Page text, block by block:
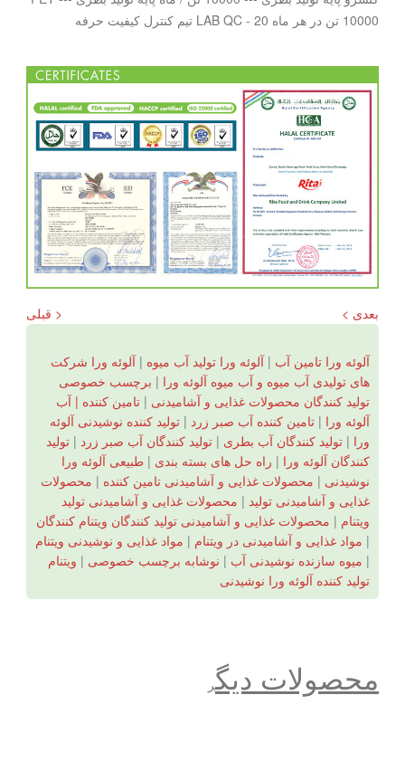
10000 تن در هر ماه LAB QC - 20 تیم کنترل کیفیت حرفه
< قبلی بعدی >
آلوئه ورا تامین آب |آلوئه ورا تولید آب میوه |آلوئه ورا شرکت
های تولیدی آب میوه و آب میوه آلوئه ورا | برچسب خصوصی
تولید کنندگان محصولات غذایی و آشامیدنی | تامین کننده | آب
آلوئه ورا | تامین کننده آب صبر زرد | تولید کننده نوشیدنی آلوئه
ورا | تولید کنندگان آب بطری | تولید کنندگان آب صبر زرد | تولید
کنندگان آلوئه ورا | راه حل های بسته بندی | طبیعی آلوئه ورا
نوشیدنی | محصولات غذایی و آشامیدنی تامین کننده | محصولات
غذایی و آشامیدنی تولید | محصولات غذایی و آشامیدنی تولید
ویتنام | محصولات غذایی و آشامیدنی تولید کنندگان ویتنام کنندگان
| مواد غذایی و آشامیدنی در ویتنام | مواد غذایی و نوشیدنی ویتنام
| میوه سازنده نوشیدنی آب | نوشابه برچسب خصوصی | ویتنام
تولید کننده آلوئه ورا نوشیدنی
محصولات دیگر